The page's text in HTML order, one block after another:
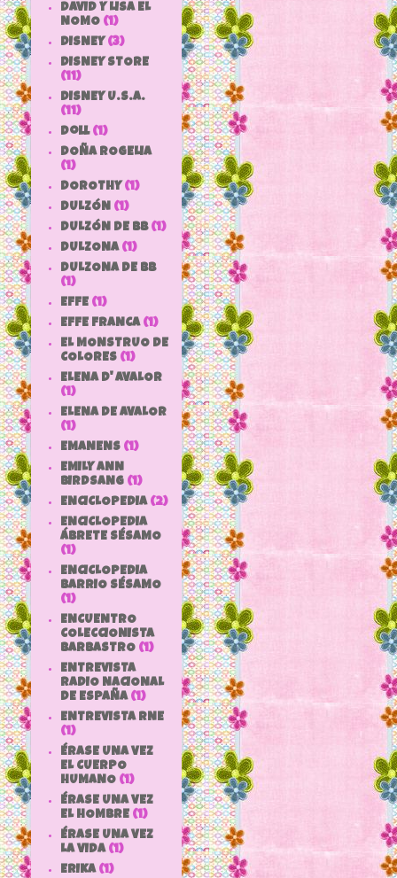
DAVID Y LISA EL
NOMO (1)
DISNEY (3)
DISNEY STORE
(11)
DISNEY U.S.A.
(11)
doll (1)
DOÑA ROGELIA
(1)
DOROTHY (1)
DULZÓN (1)
DULZÓN DE BB (1)
DULZONA (1)
DULZONA DE BB
(1)
EFFE (1)
EFFE FRANCA (1)
EL MONSTRUO DE
COLORES (1)
ELENA D' AVALOR
(1)
ELENA DE AVALOR
(1)
EMANENS (1)
EMILY ANN
BIRDSANG (1)
ENCICLOPEDIA (2)
ENCICLOPEDIA
ÁBRETE SÉSAMO
(1)
ENCICLOPEDIA
BARRIO SÉSAMO
(1)
ENCUENTRO
COLECCIONISTA
BARBASTRO (1)
ENTREVISTA
RADIO NACIONAL
DE ESPAÑA (1)
ENTREVISTA RNE
(1)
ÉRASE UNA VEZ
EL CUERPO
HUMANO (1)
ÉRASE UNA VEZ
EL HOMBRE (1)
ÉRASE UNA VEZ
LA VIDA (1)
ERIKA (1)